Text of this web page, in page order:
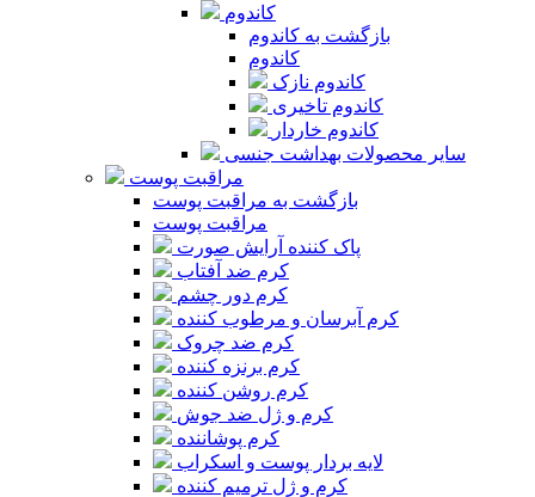
کاندوم
بازگشت به کاندوم
کاندوم
کاندوم نازک
کاندوم تاخیری
کاندوم خاردار
سایر محصولات بهداشت جنسی
مراقبت پوست
بازگشت به مراقبت پوست
مراقبت پوست
پاک کننده آرایش صورت
کرم ضد آفتاب
کرم دور چشم
کرم آبرسان و مرطوب کننده
کرم ضد چروک
کرم برنزه کننده
کرم روشن کننده
کرم و ژل ضد جوش
کرم پوشاننده
لایه بردار پوست و اسکراب
کرم و ژل ترمیم کننده